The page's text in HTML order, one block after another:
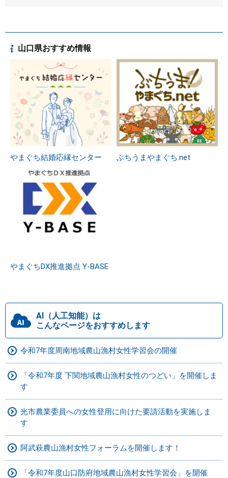
山口県おすすめ情報
やまぐち結婚応縁センター ぶちうまやまぐち.net
やまぐちDX推進拠点 Y-BASE
AI（人工知能）は
こんなページをおすすめします
令和7年度周南地域農山漁村女性学習会の開催
「令和7年度 下関地域農山漁村女性のつどい」を開催しま
す
光市農業委員への女性登用に向けた要請活動を実施しま
す
阿武萩農山漁村女性フォーラムを開催します！
「令和7年度山口防府地域農山漁村女性学習会」を開催